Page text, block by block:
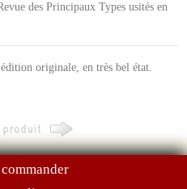
des Principaux Types usités en
originale, en très bel état.